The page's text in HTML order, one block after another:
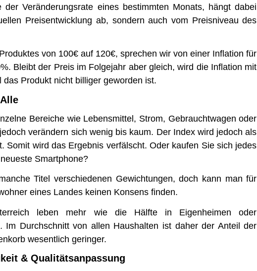
der Veränderungsrate eines bestimmten Monats, hängt dabei
Preisentwicklung ab, sondern auch vom Preisniveau des
von 100€ auf 120€, sprechen wir von einer Inflation für
Bleibt der Preis im Folgejahr aber gleich, wird die Inflation mit
Produkt nicht billiger geworden ist.
Bereiche wie Lebensmittel, Strom, Gebrauchtwagen oder
verändern sich wenig bis kaum. Der Index wird jedoch als
Somit wird das Ergebnis verfälscht. Oder kaufen Sie sich jedes
Smartphone?
Titel verschiedenen Gewichtungen, doch kann man für
eines Landes keinen Konsens finden.
leben mehr wie die Hälfte in Eigenheimen oder
Im Durchschnitt von allen Haushalten ist daher der Anteil der
wesentlich geringer.
& Qualitätsanpassung